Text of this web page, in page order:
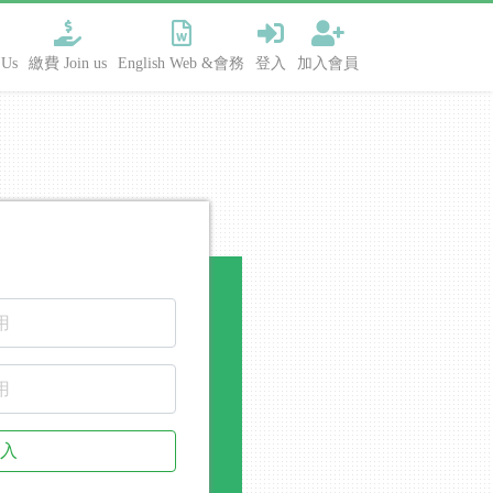
繳費 Join us English Web &會務 登入 加入會員